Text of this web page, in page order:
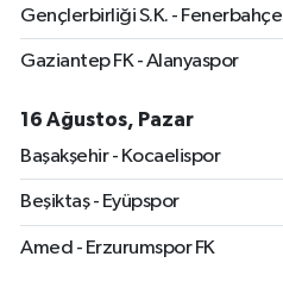
Gençlerbirliği S.K. - Fenerbahçe
Gaziantep FK - Alanyaspor
16 Ağustos, Pazar
Başakşehir - Kocaelispor
Beşiktaş - Eyüpspor
Amed - Erzurumspor FK